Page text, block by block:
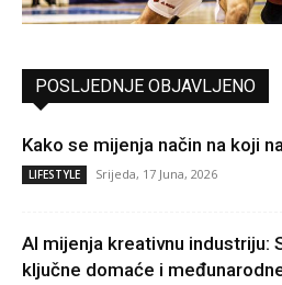
POSLJEDNJE OBJAVLJENO
Kako se mijenja način na koji
LIFESTYLE Srijeda, 17 Juna, 2026
AI mijenja kreativnu industriju:
ključne domaće i